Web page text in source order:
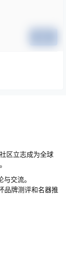
区立志成为全球
交流。
品牌测评和名器推